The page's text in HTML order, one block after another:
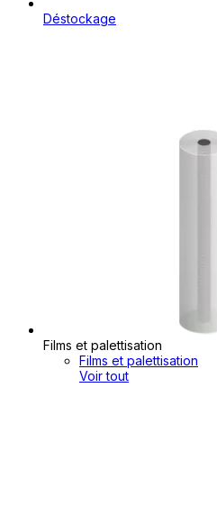
Déstockage
Films et palettisation
Films et palettisation
Voir tout